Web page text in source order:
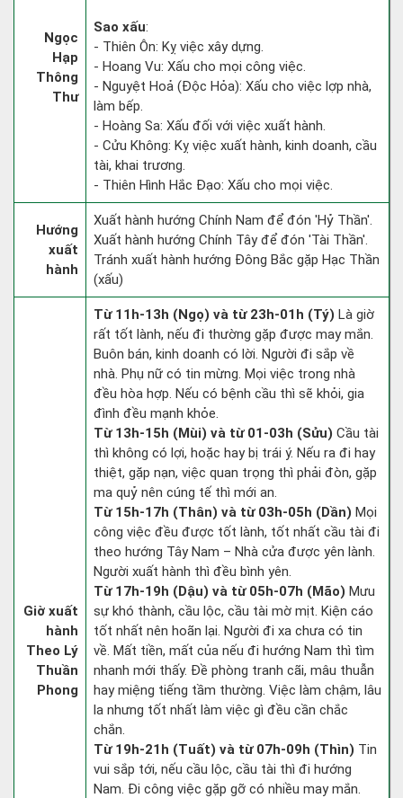
Ngọc
Hạp
Thông
Thư
Sao xấu:
- Thiên Ôn: Kỵ việc xây dựng.
- Hoang Vu: Xấu cho mọi công việc.
- Nguyệt Hoả (Độc Hỏa): Xấu cho việc lợp nhà,
làm bếp.
- Hoàng Sa: Xấu đối với việc xuất hành.
- Cửu Không: Kỵ việc xuất hành, kinh doanh, cầu
tài, khai trương.
- Thiên Hình Hắc Đạo: Xấu cho mọi việc.
Hướng
xuất
hành
Xuất hành hướng Chính Nam để đón 'Hỷ Thần'.
Xuất hành hướng Chính Tây để đón 'Tài Thần'.
Tránh xuất hành hướng Đông Bắc gặp Hạc Thần
(xấu)
Giờ xuất
hành
Theo Lý
Thuần
Phong
Từ 11h-13h (Ngọ) và từ 23h-01h (Tý) Là giờ
rất tốt lành, nếu đi thường gặp được may mắn.
Buôn bán, kinh doanh có lời. Người đi sắp về
nhà. Phụ nữ có tin mừng. Mọi việc trong nhà
đều hòa hợp. Nếu có bệnh cầu thì sẽ khỏi, gia
đình đều mạnh khỏe.
Từ 13h-15h (Mùi) và từ 01-03h (Sửu) Cầu tài
thì không có lợi, hoặc hay bị trái ý. Nếu ra đi hay
thiệt, gặp nạn, việc quan trọng thì phải đòn, gặp
ma quỷ nên cúng tế thì mới an.
Từ 15h-17h (Thân) và từ 03h-05h (Dần) Mọi
công việc đều được tốt lành, tốt nhất cầu tài đi
theo hướng Tây Nam – Nhà cửa được yên lành.
Người xuất hành thì đều bình yên.
Từ 17h-19h (Dậu) và từ 05h-07h (Mão) Mưu
sự khó thành, cầu lộc, cầu tài mờ mịt. Kiện cáo
tốt nhất nên hoãn lại. Người đi xa chưa có tin
về. Mất tiền, mất của nếu đi hướng Nam thì tìm
nhanh mới thấy. Đề phòng tranh cãi, mâu thuẫn
hay miệng tiếng tầm thường. Việc làm chậm, lâu
la nhưng tốt nhất làm việc gì đều cần chắc
chắn.
Từ 19h-21h (Tuất) và từ 07h-09h (Thìn) Tin
vui sắp tới, nếu cầu lộc, cầu tài thì đi hướng
Nam. Đi công việc gặp gỡ có nhiều may mắn.